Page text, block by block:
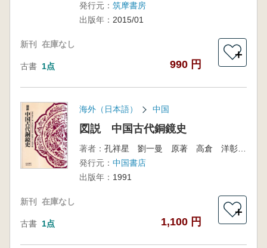
発行元： 筑摩書房
出版年： 2015/01
新刊 在庫なし
古書 1点 990 円
＋
海外（日本語） 中国
図説 中国古代銅鏡史
著者：
孔祥星 劉一曼 原著 高倉 洋彰 (他)訳
発行元： 中国書店
出版年： 1991
新刊 在庫なし
古書 1点 1,100 円
＋